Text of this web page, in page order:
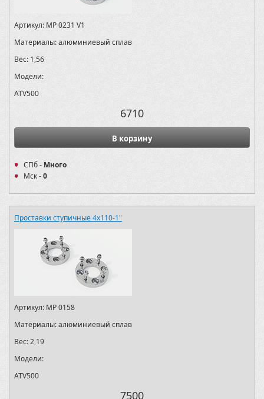
Артикул: MP 0231 V1
Материалы:алюминиевый сплав
Вес: 1,56
Модели:
ATV500
6710
В корзину
СПб - Много
Мск -0
Проставки ступичные 4х110-1"
Артикул: MP 0158
Материалы:алюминиевый сплав
Вес:2,19
Модели:
ATV500
7500